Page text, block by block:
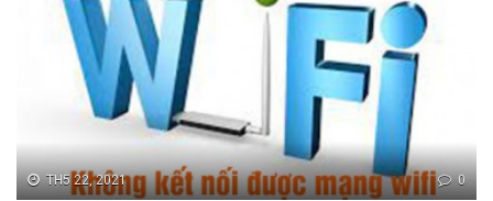
TH5 22, 2021 0